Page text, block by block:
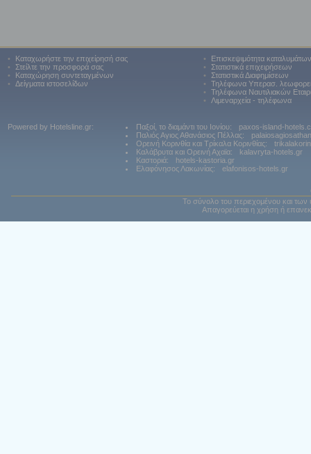
•
Καταχωρήστε την επιχείρησή σας
•
Στείλτε την προσφορά σας
•
Καταχώρηση συντεταγμένων
•
Δείγματα ιστοσελίδων
•
Επισκεψιμότητα καταλυμάτων
•
Στατιστικά επιχειρήσεων
•
Στατιστικά Διαφημίσεων
•
Τηλέφωνα Υπερασ.
•
Τηλέφωνα Ναυτιλιακών
•
Λιμεναρχεία - τηλέφωνα
Powered by Hotelsline.gr: Παξοί, το διαμάντι του Ιονίου:
paxos-island-
Παλιός Αγιος Αθανάσιος Πέλλας:
Ορεινή Κορινθία και Τρίκαλα Κορινθίας:
Καλάβρυτα και Ορεινή Αχαϊα:
kalavryta-hotels.gr
Καστοριά:
hotels-kastoria.gr
Ελαφόνησος Λακωνίας:
elafonisos-hotels.gr
Το σύνολο του περιεχομένου και των
Απαγορεύεται η χρήση ή